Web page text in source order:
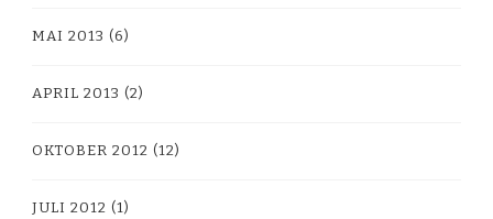
MAI 2013 (6)
APRIL 2013 (2)
OKTOBER 2012 (12)
JULI 2012 (1)